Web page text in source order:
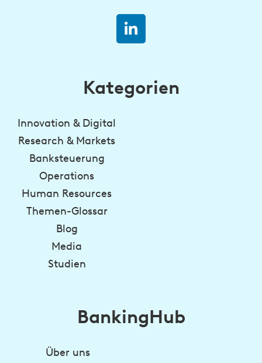
Kategorien
Innovation & Digital
Research & Markets
Banksteuerung
Operations
Human Resources
Themen-Glossar
Blog
Media
Studien
BankingHub
Über uns